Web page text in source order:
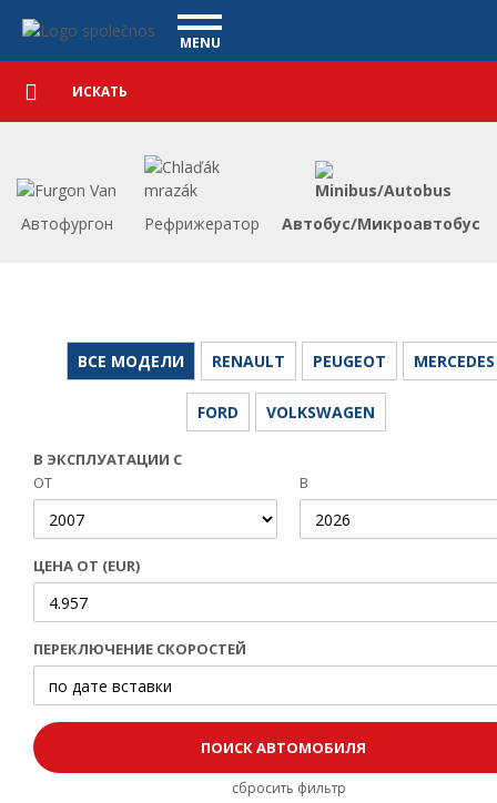
Коммерческие автомобили - Vanscentre
Navigace
MENU
КОММЕРЧЕСКИЕ АВТОМОБИЛИ
АВТОМОБИЛИ
ЧТО МЫ ПРЕДЛАГАЕМ
ФИНАНСИРОВАНИЕ
CСЫЛКА
Подробный
поиск Искать
Автофургон Рефрижератор Автобус/Микроавтобус
ВСЕ МОДЕЛИ RENAULT PEUGEOT MERCEDES
FORD VOLKSWAGEN
В ЭКСПЛУАТАЦИИ С
ОТ
В
ЦЕНА ОТ (EUR)
ПЕРЕКЛЮЧЕНИЕ СКОРОСТЕЙ
сбросить фильтр